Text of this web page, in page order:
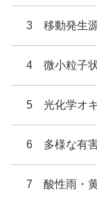
3 移動発生
4 微小粒子
5 光化学オ
6 多様な有害
7 酸性雨・